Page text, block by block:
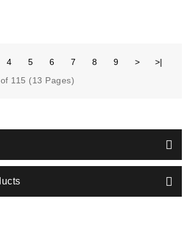
4 5 6 7 8 9 >
>|
115 (13 Pages)